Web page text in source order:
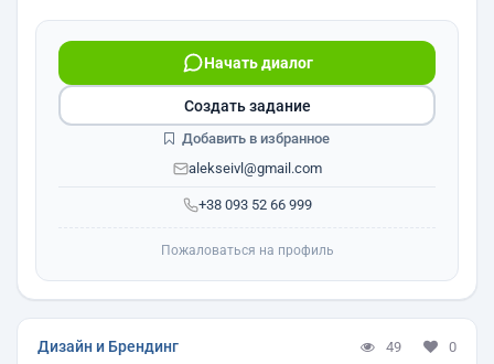
+38 093 52 66 999
Начать диалог
alekseivl@gmail.com
Создать задание
Добавить в избранное
Пожаловаться на профиль
Дизайн и Брендинг 49 0